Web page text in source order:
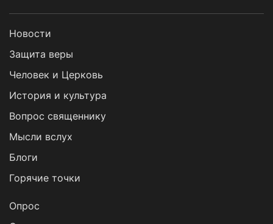
Новости
Защита веры
Человек и Церковь
История и культура
Вопрос священнику
Мысли вслух
Блоги
Горячие точки
Опрос